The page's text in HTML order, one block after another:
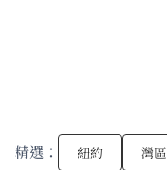
精選： 紐約 灣區